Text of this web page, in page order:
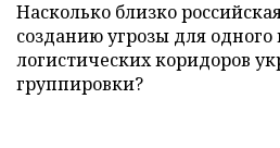
Насколько близко
созданию угрозы для
логистических коридоров
группировки?